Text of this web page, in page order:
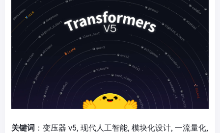
关键词 ：变压器 v5, 现代人工智能, 模块化设计, 一流量化,